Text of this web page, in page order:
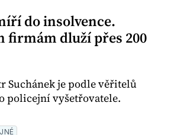
do insolvence.
firmám dluží přes 200
Suchánek je podle věřitelů
policejní vyšetřovatele.